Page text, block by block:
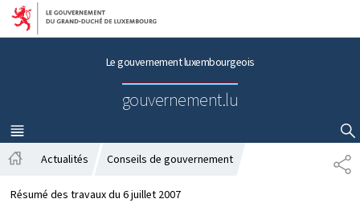
Aller au menu principal
Aller au contenu
Le gouvernement luxembourgeois
gouvernement.lu
MENU
PRINCIPAL
AFFICHER / MASQUER LA RECHERCHE
P
A
c
Actualités Conseils de gouvernement
Résumé des travaux du 6 juillet 2007